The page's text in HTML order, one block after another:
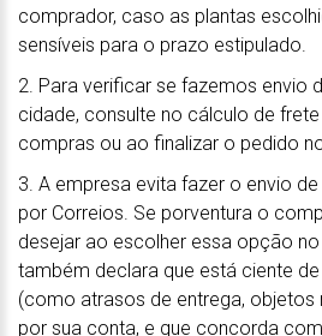
comprador, caso as plantas
sensíveis para o prazo estipulado.
2. Para verificar se fazemos envio
cidade, consulte no cálculo de
compras ou ao finalizar o pedido
3. A empresa evita fazer o envio
por Correios. Se porventura o
desejar ao escolher essa opção
também declara que está ciente
(como atrasos de entrega, objetos
por sua conta, e que concorda